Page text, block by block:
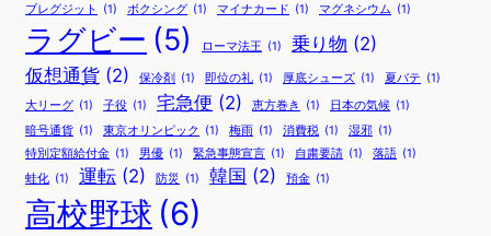
ブレグジット (1) ボクシング (1) マイナカード (1) マグネシウム (1)
ラグビー (5) ローマ法王 (1) 乗り物 (2)
仮想通貨 (2) 保冷剤 (1) 即位の礼 (1) 厚底シューズ (1) 夏バテ (1)
大リーグ (1) 子役 (1) 宅急便 (2) 恵方巻き (1) 日本の気候 (1)
暗号通貨 (1) 東京オリンピック (1) 梅雨 (1) 消費税 (1) 湿邪 (1)
特別定額給付金 (1) 男優 (1) 緊急事態宣言 (1) 自粛要請 (1) 落語 (1)
蛙化 (1) 運転 (2) 防災 (1) 韓国 (2) 預金 (1)
高校野球 (6)